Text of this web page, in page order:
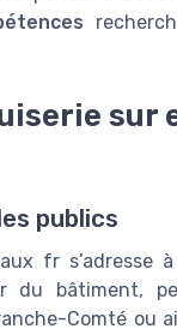
sur
publics
fr s’adresse
bâtiment,
Comté ou